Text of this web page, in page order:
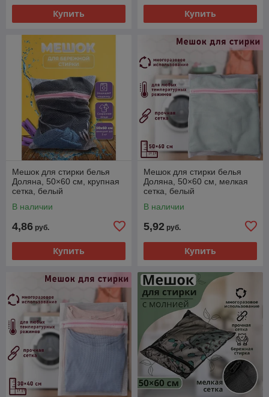
Купить Купить
Мешок для стирки белья
Доляна, 50×60 см, крупная
сетка, белый
В наличии
4,86 руб.
Купить
Мешок для стирки белья
Доляна, 50×60 см, мелкая
сетка, белый
В наличии
5,92 руб.
Купить